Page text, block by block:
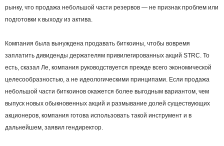
рынку, что продажа небольшой части резервов — не признак проблем или
подготовки к выходу из актива.
Компания была вынуждена продавать биткоины, чтобы вовремя
заплатить дивиденды держателям привилегированных акций STRC. То
есть, сказал Ле, компания руководствуется прежде всего экономической
целесообразностью, а не идеологическими принципами. Если продажа
небольшой части биткоинов окажется более выгодным вариантом, чем
выпуск новых обыкновенных акций и размывание долей существующих
акционеров, компания готова использовать такой инструмент и в
дальнейшем, заявил гендиректор.